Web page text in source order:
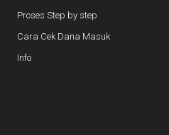
Proses Step by step
Cara Cek Dana Masuk
Info